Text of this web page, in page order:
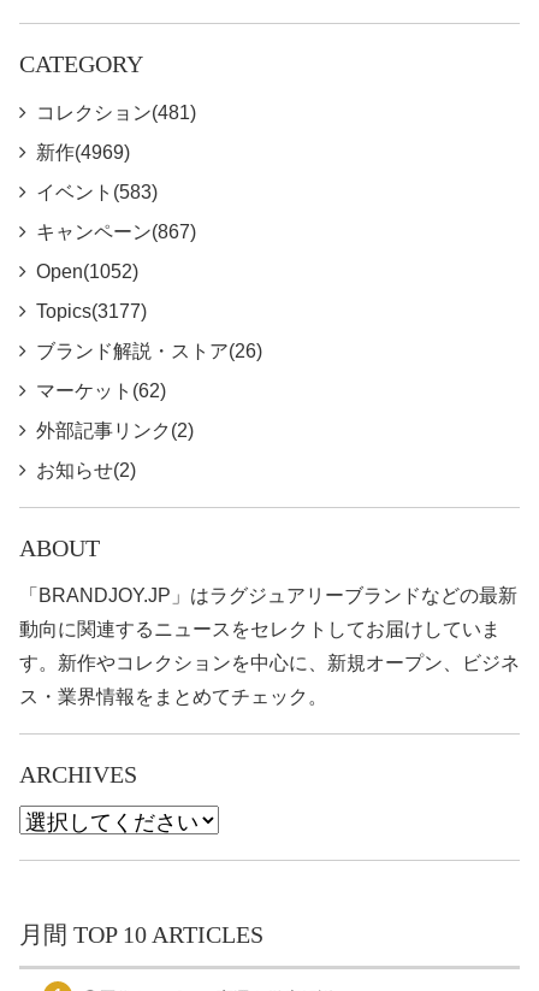
CATEGORY
コレクション(481)
新作(4969)
イベント(583)
キャンペーン(867)
Open(1052)
Topics(3177)
ブランド解説・ストア(26)
マーケット(62)
外部記事リンク(2)
お知らせ(2)
ABOUT
「BRANDJOY.JP」はラグジュアリーブランドなどの最新
動向に関連するニュースをセレクトしてお届けしていま
す。新作やコレクションを中心に、新規オープン、ビジネ
ス・業界情報をまとめてチェック。
ARCHIVES
月間 TOP 10 ARTICLES